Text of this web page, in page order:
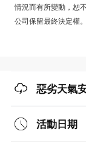
情況而有所變動，恕
公司保留最終決定權。
惡劣天氣
活動日期